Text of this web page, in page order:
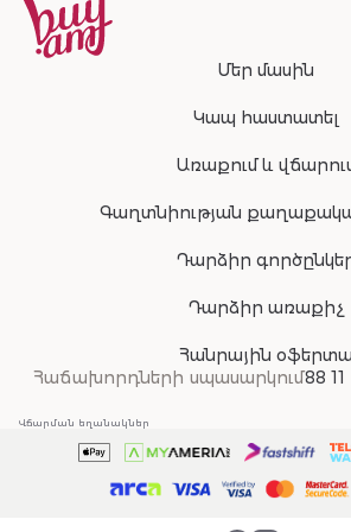
Մեր մասին
Կապ հաստատել
Առաքում և
Գաղտնիության
Դարձիր
Դարձիր առաքիչ
Հանրային օֆերտա
Հաճախորդների սպասարկում88 11
Վճարման եղանակներ